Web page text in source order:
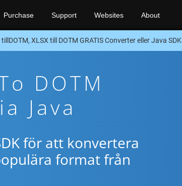
Purchase Support Websites About
XLSX till DOTM GRATIS Converter eller Java SDK
DOTM
Java
för att konvertera
format från